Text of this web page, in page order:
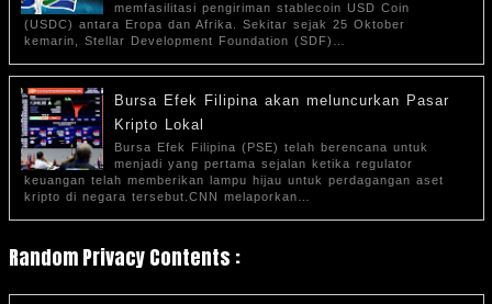
memfasilitasi pengiriman stablecoin USD Coin
(USDC) antara Eropa dan Afrika. Sekitar sejak 25 Oktober
kemarin, Stellar Development Foundation (SDF)…
Bursa Efek Filipina akan meluncurkan Pasar
Kripto Lokal
Bursa Efek Filipina (PSE) telah berencana untuk
menjadi yang pertama sejalan ketika regulator
keuangan telah memberikan lampu hijau untuk perdagangan aset
kripto di negara tersebut.CNN melaporkan…
Random Privacy Contents :